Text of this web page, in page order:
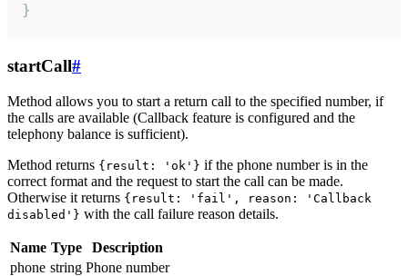
}
startCall#
Method allows you to start a return call to the specified number, if
the calls are available (Callback feature is configured and the
telephony balance is sufficient).
Method returns {result: 'ok'} if the phone number is in the
correct format and the request to start the call can be made.
Otherwise it returns {result: 'fail', reason: 'Callback
disabled'} with the call failure reason details.
Name Type
Description
phone string Phone number